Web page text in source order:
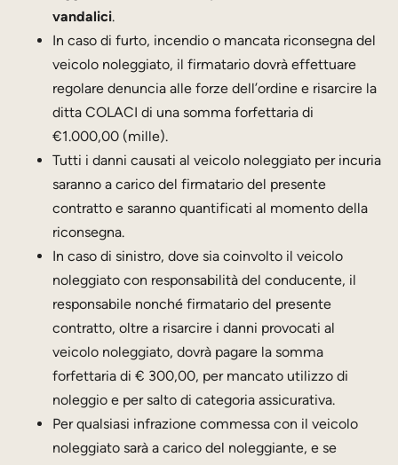
vandalici.
In caso di furto, incendio o mancata riconsegna del
veicolo noleggiato, il firmatario dovrà effettuare
regolare denuncia alle forze dell’ordine e risarcire la
ditta COLACI di una somma forfettaria di
€1.000,00 (mille).
Tutti i danni causati al veicolo noleggiato per incuria
saranno a carico del firmatario del presente
contratto e saranno quantificati al momento della
riconsegna.
In caso di sinistro, dove sia coinvolto il veicolo
noleggiato con responsabilità del conducente, il
responsabile nonché firmatario del presente
contratto, oltre a risarcire i danni provocati al
veicolo noleggiato, dovrà pagare la somma
forfettaria di € 300,00, per mancato utilizzo di
noleggio e per salto di categoria assicurativa.
Per qualsiasi infrazione commessa con il veicolo
noleggiato sarà a carico del noleggiante, e se